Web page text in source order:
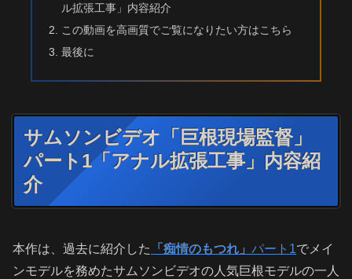
ル拡張工事」内容紹介
この動画を高画質でご覧になりたい方はこちら
最後に
サムソンビデオ「巨根現場監督」
パート1「アナル拡張工事」内容紹
介
本作は、過去に紹介した 「痴情のもつれ」 パート1でメイ
ンモデルを務めたサムソンビデオの人気巨根モデルの一人